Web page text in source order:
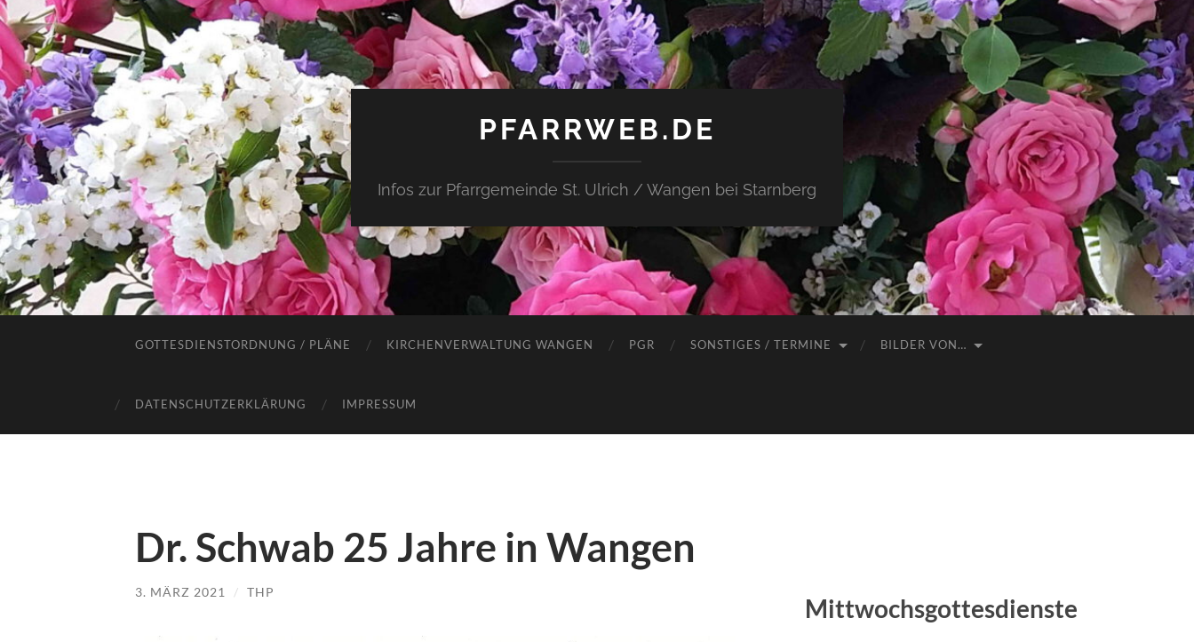
PFARRWEB.DE
Infos zur Pfarrgemeinde St. Ulrich / Wangen bei Starnberg
GOTTESDIENSTORDNUNG / PLÄNE KIRCHENVERWALTUNG WANGEN PGR SONSTIGES / TERMINE BILDER VON…
DATENSCHUTZERKLÄRUNG IMPRESSUM
Dr. Schwab 25 Jahre in Wangen
3. MÄRZ 2021 / THP
Mittwochsgottesdienste